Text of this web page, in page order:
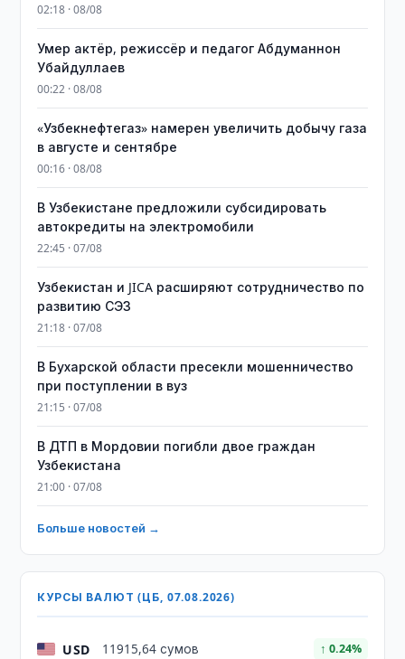
02:18 · 08/08
Умер актёр, режиссёр и педагог Абдуманнон
Убайдуллаев
00:22 · 08/08
«Узбекнефтегаз» намерен увеличить добычу газа
в августе и сентябре
00:16 · 08/08
В Узбекистане предложили субсидировать
автокредиты на электромобили
22:45 · 07/08
Узбекистан и JICA расширяют сотрудничество по
развитию СЭЗ
21:18 · 07/08
В Бухарской области пресекли мошенничество
при поступлении в вуз
21:15 · 07/08
В ДТП в Мордовии погибли двое граждан
Узбекистана
21:00 · 07/08
Больше новостей →
КУРСЫ ВАЛЮТ (ЦБ, 07.08.2026)
USD 11915,64 сумов ↑ 0.24%